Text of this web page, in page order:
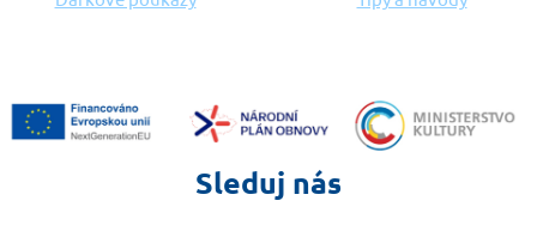
Sleduj nás